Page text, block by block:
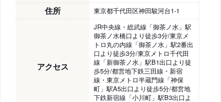
住所 東京都千代田区神田駿河台1-1
アクセス
JR中央線・総武線「御茶ノ水」駅
御茶ノ水橋口より徒歩3分/東京メ
トロ丸の内線「御茶ノ水」駅2番出
口より徒歩3分/東京メトロ千代田
線「新御茶ノ水」駅B1出口より徒
歩5分/都営地下鉄三田線・新宿
線・東京メトロ半蔵門線「神保
町」駅A5出口より徒歩5分/都営地
下鉄新宿線「小川町」駅B3出口よ